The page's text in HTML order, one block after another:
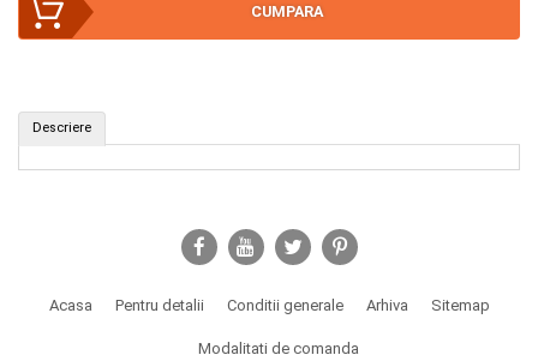
CUMPARA
(ID: DH114)
Descriere
Acasa Pentru detalii Conditii generale Arhiva Sitemap
Modalitati de comanda